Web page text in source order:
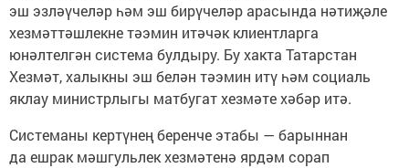
эш эзләүчеләр һәм эш бирүчеләр арасында нәтиҗәле
хезмәттәшлекне тәэмин итәчәк клиентларга
юнәлтелгән система булдыру. Бу хакта Татарстан
Хезмәт, халыкны эш белән тәэмин итү һәм социаль
яклау министрлыгы матбугат хезмәте хәбәр итә.
Системаны кертүнең беренче этабы — барыннан
да ешрак мәшгульлек хезмәтенә ярдәм сорап